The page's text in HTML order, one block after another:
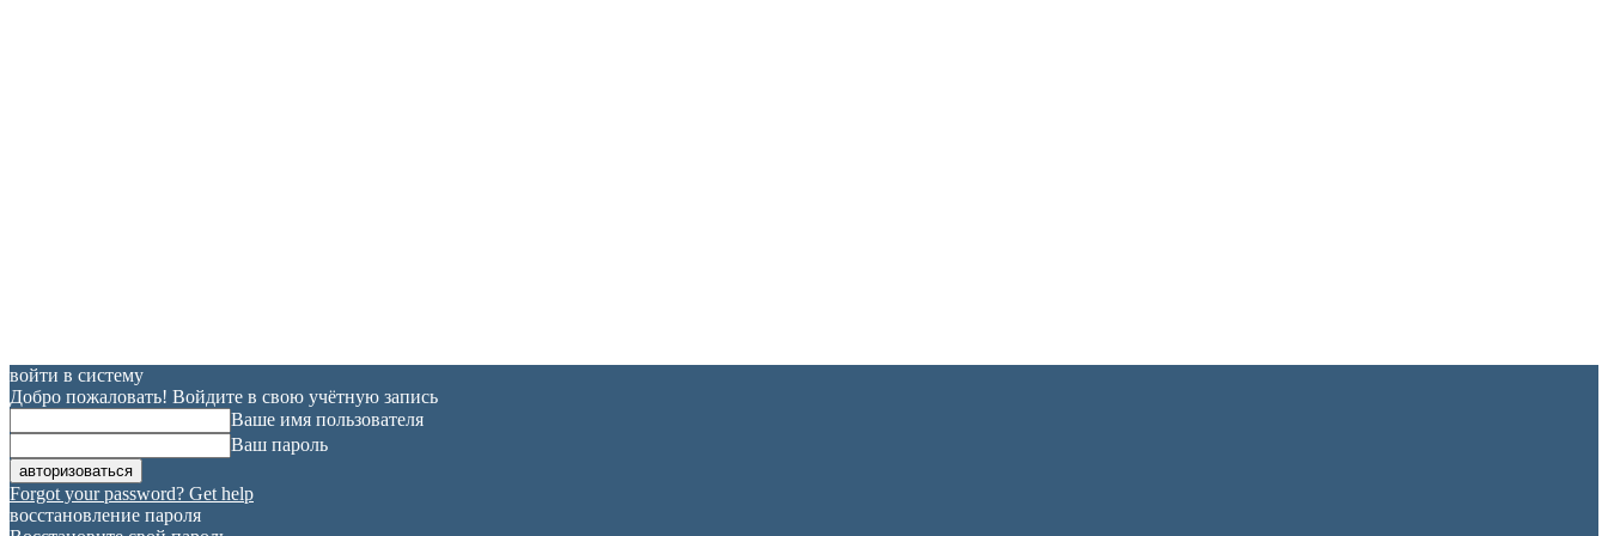
войти в систему
Добро пожаловать! Войдите в свою учётную запись
Ваше имя пользователя
Ваш пароль
Forgot your password? Get help
восстановление пароля